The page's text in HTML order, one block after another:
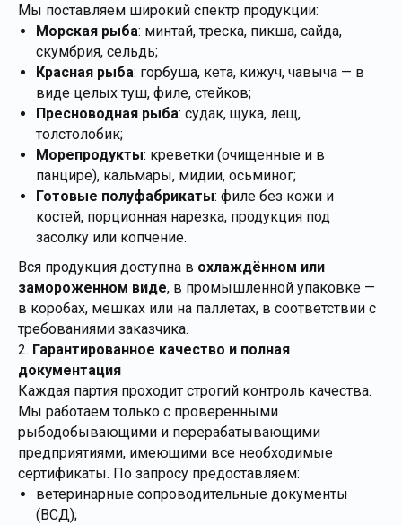
Мы поставляем широкий спектр продукции:
Морская рыба: минтай, треска, пикша, сайда,
скумбрия, сельдь;
Красная рыба: горбуша, кета, кижуч, чавыча — в
виде целых туш, филе, стейков;
Пресноводная рыба: судак, щука, лещ,
толстолобик;
Морепродукты: креветки (очищенные и в
панцире), кальмары, мидии, осьминог;
Готовые полуфабрикаты: филе без кожи и
костей, порционная нарезка, продукция под
засолку или копчение.
Вся продукция доступна в охлаждённом или
замороженном виде, в промышленной упаковке —
в коробах, мешках или на паллетах, в соответствии с
требованиями заказчика.
2. Гарантированное качество и полная
документация
Каждая партия проходит строгий контроль качества.
Мы работаем только с проверенными
рыбодобывающими и перерабатывающими
предприятиями, имеющими все необходимые
сертификаты. По запросу предоставляем:
ветеринарные сопроводительные документы
(ВСД);